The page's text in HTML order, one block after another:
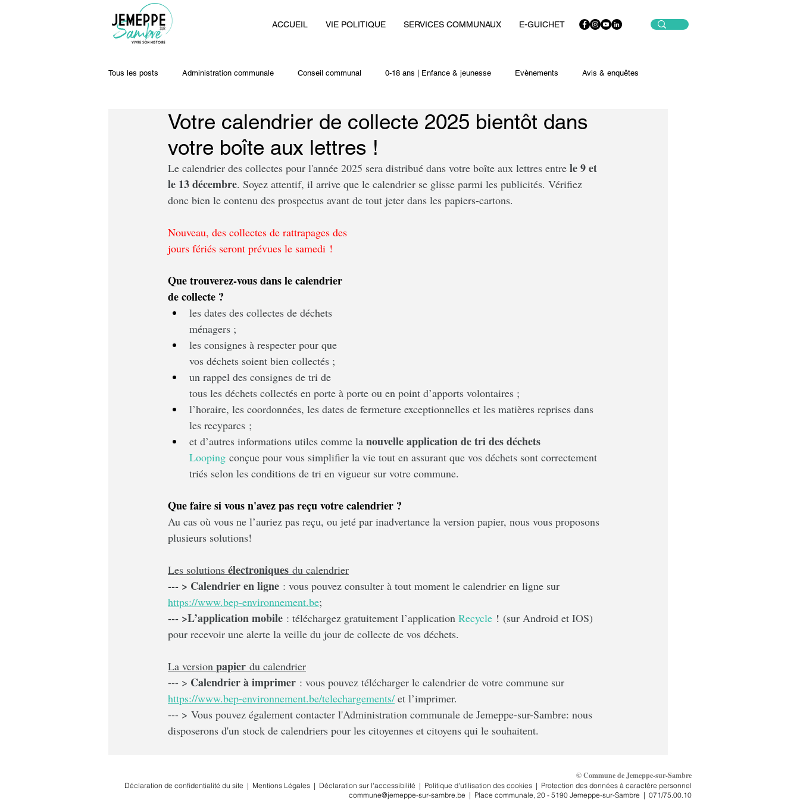
ACCUEIL VIE POLITIQUE SERVICES COMMUNAUX E-GUICHET
Tous les posts Administration communale Conseil communal 0-18 ans | Enfance & jeunesse Evènements Avis & enquêtes
Travaux & voiries Offres d'emploi Autres actualités
Votre calendrier de collecte 2025 bientôt dans
votre boîte aux lettres !
Le calendrier des collectes pour l'année 2025 sera distribué dans votre boîte aux lettres entre le 9 et
le 13 décembre. Soyez attentif, il arrive que le calendrier se glisse parmi les publicités. Vérifiez
donc bien le contenu des prospectus avant de tout jeter dans les papiers-cartons.
Nouveau, des collectes de rattrapages des
jours fériés seront prévues le samedi !
Que trouverez-vous dans le calendrier
de collecte ?
les dates des collectes de déchets
ménagers ;
les consignes à respecter pour que
vos déchets soient bien collectés ;
un rappel des consignes de tri de
tous les déchets collectés en porte à porte ou en point d’apports volontaires ;
l’horaire, les coordonnées, les dates de fermeture exceptionnelles et les matières reprises dans
les recyparcs ;
et d’autres informations utiles comme la nouvelle application de tri des déchets
Looping conçue pour vous simplifier la vie tout en assurant que vos déchets sont correctement
triés selon les conditions de tri en vigueur sur votre commune.
Que faire si vous n'avez pas reçu votre calendrier ?
Au cas où vous ne l’auriez pas reçu, ou jeté par inadvertance la version papier, nous vous proposons
plusieurs solutions!
Les solutions électroniques du calendrier
--- > Calendrier en ligne : vous pouvez consulter à tout moment le calendrier en ligne sur
https://www.bep-environnement.be;
--- >L’application mobile : téléchargez gratuitement l’application Recycle ! (sur Android et IOS)
pour recevoir une alerte la veille du jour de collecte de vos déchets.
La version papier du calendrier
--- > Calendrier à imprimer : vous pouvez télécharger le calendrier de votre commune sur
https://www.bep-environnement.be/telechargements/ et l’imprimer.
--- > Vous pouvez également contacter l'Administration communale de Jemeppe-sur-Sambre: nous
disposerons d'un stock de calendriers pour les citoyennes et citoyens qui le souhaitent.
© Commune de Jemeppe-sur-Sambre
Déclaration de confidentialité du site | Mentions Légales | Déclaration sur l'accessibilité | Politique d'utilisation des cookies | Protection des données à caractère personnel
commune@jemeppe-sur-sambre.be | Place communale, 20 - 5190 Jemeppe-sur-Sambre | 071/75.00.10